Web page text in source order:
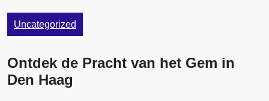
Uncategorized
Ontdek de Pracht van het Gem in
Den Haag